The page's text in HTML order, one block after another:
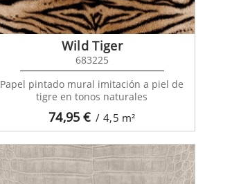
74,95 € / 4,5 m²
Wild Tiger
683225
Papel pintado mural imitación a piel de
tigre en tonos naturales